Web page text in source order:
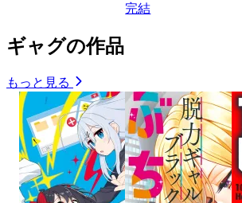
完結
ギャグの作品
もっと見る